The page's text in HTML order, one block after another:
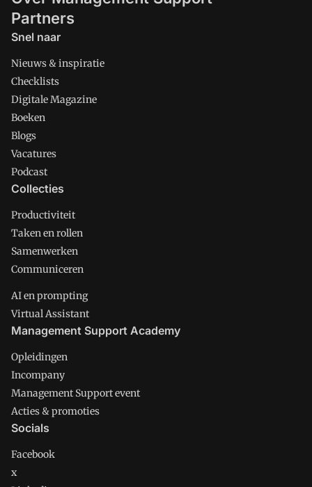
Partners
Snel naar
Nieuws & inspiratie
Checklists
Digitale Magazine
Boeken
Blogs
Vacatures
Podcast
Collecties
Productiviteit
Taken en rollen
Samenwerken
Communiceren
AI en prompting
Virtual Assistant
Management Support Academy
Opleidingen
Incompany
Management Support event
Acties & promoties
Socials
Facebook
x